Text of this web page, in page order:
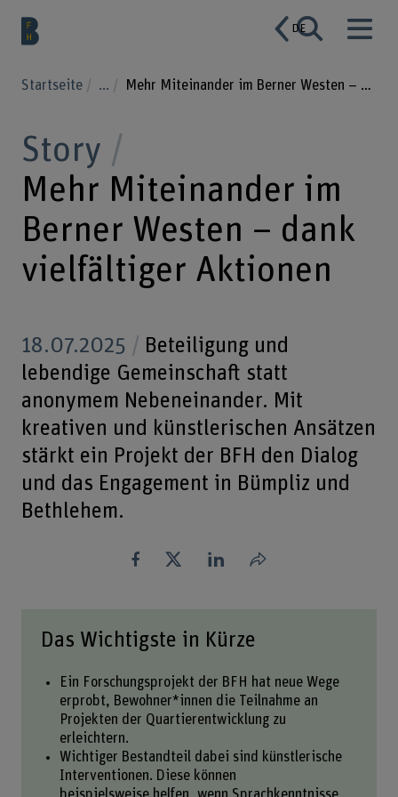
DE
Startseite ... Mehr Miteinander im Berner Westen – dank vielfältiger Aktionen
Story
Mehr Miteinander im
Berner Westen – dank
vielfältiger Aktionen
18.07.2025
Beteiligung und
lebendige Gemeinschaft statt
anonymem Nebeneinander. Mit
kreativen und künstlerischen Ansätzen
stärkt ein Projekt der BFH den Dialog
und das Engagement in Bümpliz und
Bethlehem.
Teilen
Das Wichtigste in Kürze
Ein Forschungsprojekt der BFH hat neue Wege
erprobt, Bewohner*innen die Teilnahme an
Projekten der Quartierentwicklung zu
erleichtern.
Wichtiger Bestandteil dabei sind künstlerische
Interventionen. Diese können
beispielsweise helfen, wenn Sprachkenntnisse